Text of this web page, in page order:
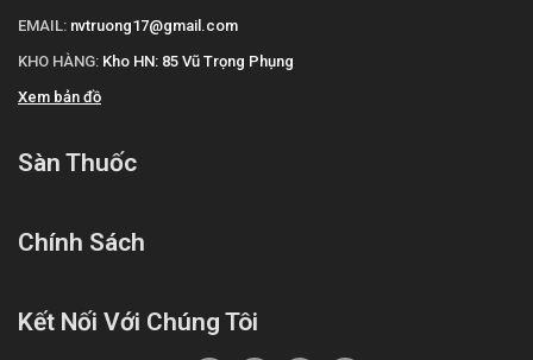
EMAIL: nvtruong17@gmail.com
KHO HÀNG: Kho HN: 85 Vũ Trọng Phụng
Xem bản đồ
Sàn Thuốc
Chính Sách
Kết Nối Với Chúng Tôi